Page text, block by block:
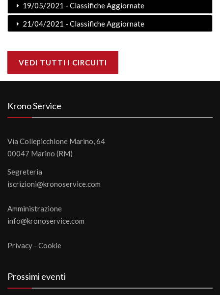
19/05/2021 - Classifiche Aggiornate
21/04/2021 - Classifiche Aggiornate
VEDI TUTTI I CIRCUITI
Krono Service
Via Collepicchione Marino, 64
00047 Marino (RM)
Segreteria
iscrizioni@kronoservice.com
Amministrazione
info@kronoservice.com
Privacy - Cookie
Prossimi eventi